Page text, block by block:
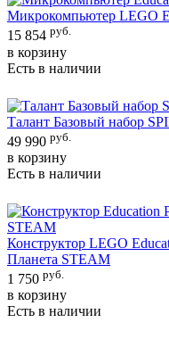
Микрокомпьютер LEGO
15 854 руб.
в корзину
Есть в наличии
Талант Базовый набор
49 990 руб.
в корзину
Есть в наличии
Конструктор LEGO
Планета STEAM
1 750 руб.
в корзину
Есть в наличии